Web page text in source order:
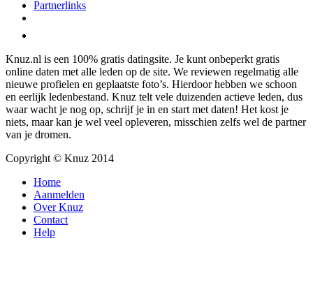
Partnerlinks
Knuz.nl is een 100% gratis datingsite. Je kunt onbeperkt gratis
online daten met alle leden op de site. We reviewen regelmatig alle
nieuwe profielen en geplaatste foto’s. Hierdoor hebben we schoon
en eerlijk ledenbestand. Knuz telt vele duizenden actieve leden, dus
waar wacht je nog op, schrijf je in en start met daten! Het kost je
niets, maar kan je wel veel opleveren, misschien zelfs wel de partner
van je dromen.
Copyright © Knuz 2014
Home
Aanmelden
Over Knuz
Contact
Help